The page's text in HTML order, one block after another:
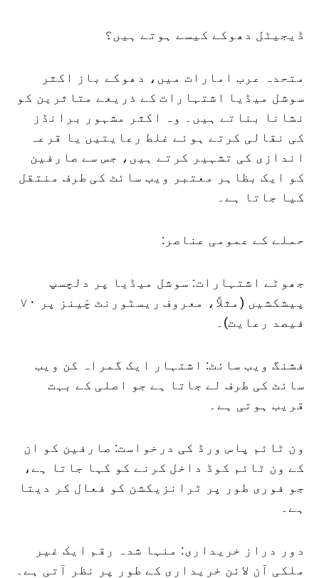
ڈیجیٹل دھوکے کیسے ہوتے ہیں؟
متحدہ عرب امارات میں، دھوکے باز اکثر
سوشل میڈیا اشتہارات کے ذریعے متاثرین کو
نشانا بناتے ہیں۔ وہ اکثر مشہور برانڈز
کی نقالی کرتے ہوئے غلط رعایتیں یا قرعہ
اندازی کی تشہیر کرتے ہیں، جس سے صارفین
کو ایک بظاہر معتبر ویب سائٹ کی طرف منتقل
کیا جاتا ہے۔
حملے کے عمومی عناصر:
جھوٹے اشتہارات: سوشل میڈیا پر دلچسپ
پیشکشیں (مثلاً، معروف ریسٹورنٹ چَینز پر ۷۰
فیصد رعایت)۔
فشنگ ویب سائٹ: اشتہار ایک گمراہ کن ویب
سائٹ کی طرف لے جاتا ہے جو اصلی کے بہت
قریب ہوتی ہے۔
ون ٹائم پاس ورڈ کی درخواست: صارفین کو ان
کے ون ٹائم کوڈ داخل کرنے کو کہا جاتا ہے،
جو فوری طور پر ٹرانزیکشن کو فعال کر دیتا
ہے۔
دور دراز خریداری: منہا شدہ رقم ایک غیر
ملکی آن لائن خریداری کے طور پر نظر آتی ہے۔